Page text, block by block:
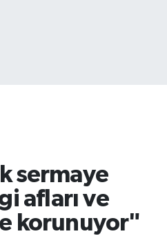
sermaye
afları ve
korunuyor"